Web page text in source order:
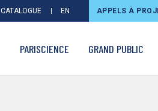
CATALOGUE EN APPELS À
PARISCIENCE GRAND PUBLIC